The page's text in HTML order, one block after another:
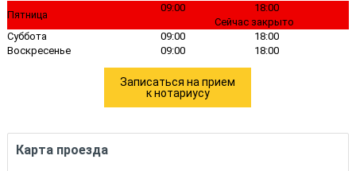
Пятница
09:00
18:00
Сейчас закрыто
Суббота
09:00
18:00
Воскресенье
09:00 18:00
Записаться на прием
к нотариусу
Карта проезда